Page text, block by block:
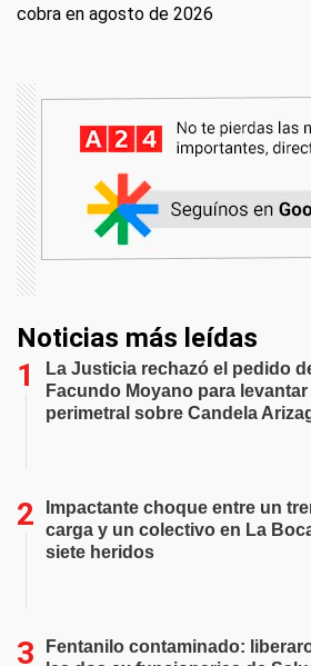
cobra en agosto de 2026
Noticias más leídas
La Justicia rechazó el pedido
Facundo Moyano para levantar
perimetral sobre Candela
Impactante choque entre un
carga y un colectivo en La
siete heridos
Fentanilo contaminado: